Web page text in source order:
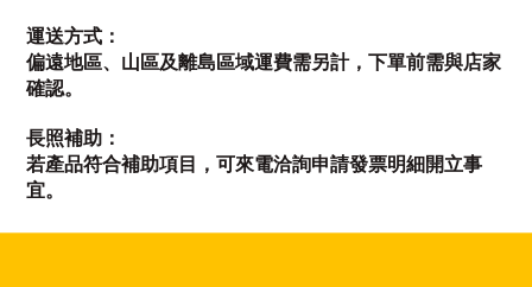
運送方式：
偏遠地區、山區及離島區域運費需另計，下單前需與店家
確認。
長照補助：
若產品符合補助項目，可來電洽詢申請發票明細開立事
宜。